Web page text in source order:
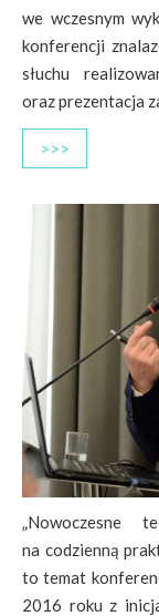
we wczesnym
konferencji
słuchu
oraz prezentacja
>>>
„Nowoczesne
na codzienną
to temat
2016 roku z